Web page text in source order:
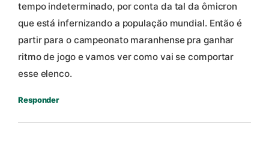
tempo indeterminado, por conta da tal da ômicron
que está infernizando a população mundial. Então é
partir para o campeonato maranhense pra ganhar
ritmo de jogo e vamos ver como vai se comportar
esse elenco.
Responder